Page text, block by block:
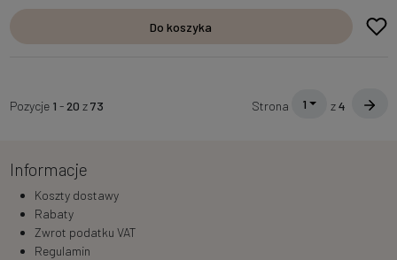
Do koszyka
Pozycje 1 -20 z73 Strona 1 z4
Informacje
Koszty dostawy
Rabaty
Zwrot podatku VAT
Regulamin